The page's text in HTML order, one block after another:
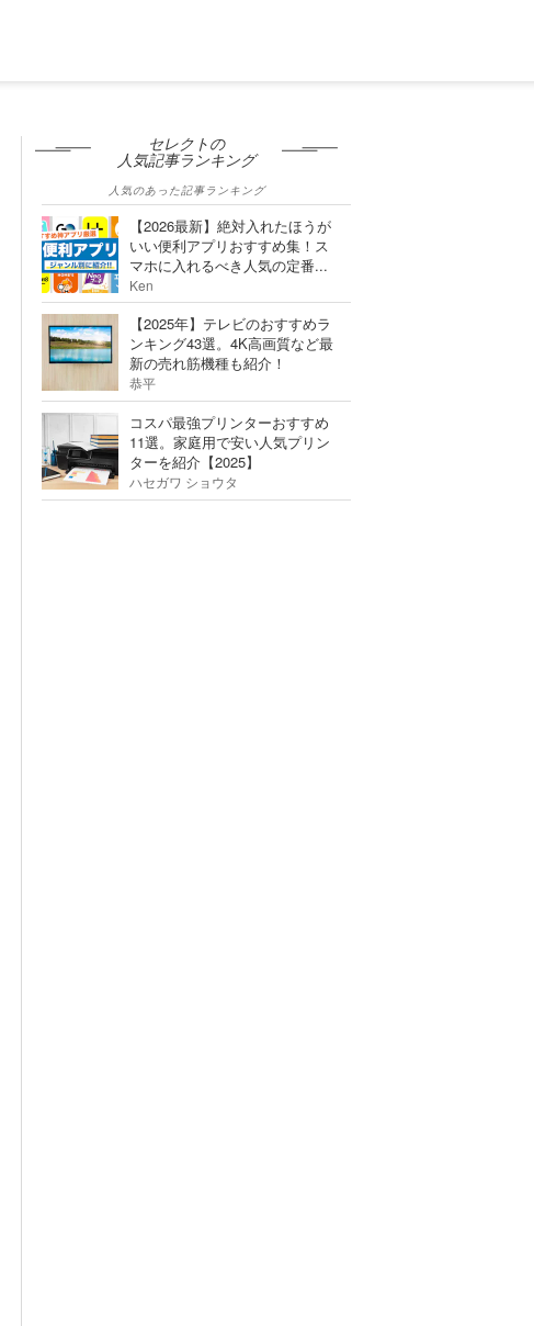
セレクトの
人気記事ランキング
人気のあった記事ランキング
【2026最新】絶対入れたほうが
いい便利アプリおすすめ集！ス
マホに入れるべき人気の定番...
Ken
【2025年】テレビのおすすめラ
ンキング43選。4K高画質など最
新の売れ筋機種も紹介！
恭平
コスパ最強プリンターおすすめ
11選。家庭用で安い人気プリン
ターを紹介【2025】
ハセガワ ショウタ